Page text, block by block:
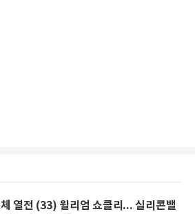
열전 (33) 윌리엄 쇼클리... 실리콘밸